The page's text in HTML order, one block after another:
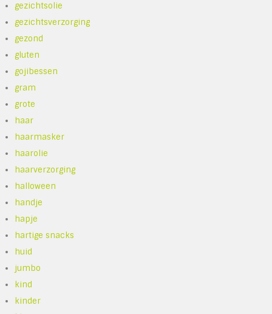
gezichtsolie
gezichtsverzorging
gezond
gluten
gojibessen
gram
grote
haar
haarmasker
haarolie
haarverzorging
halloween
handje
hapje
hartige snacks
huid
jumbo
kind
kinder